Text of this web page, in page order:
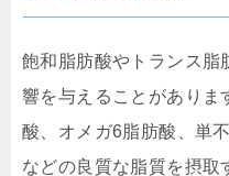
飽和脂肪酸やトランス脂
響を与えることがありま
酸、オメガ6脂肪酸、単
などの良質な脂質を摂取